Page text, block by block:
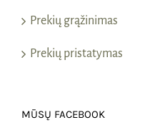
Prekių grąžinimas
Prekių pristatymas
MŪSŲ FACEBOOK